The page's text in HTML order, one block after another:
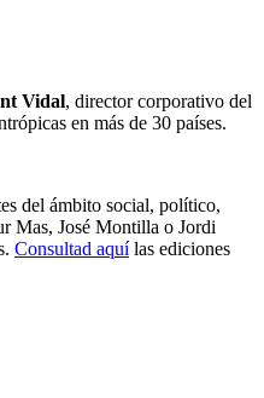
Vidal, director corporativo del
en más de 30 países.
del ámbito social, político,
Mas, José Montilla o Jordi
Consultad aquílas ediciones